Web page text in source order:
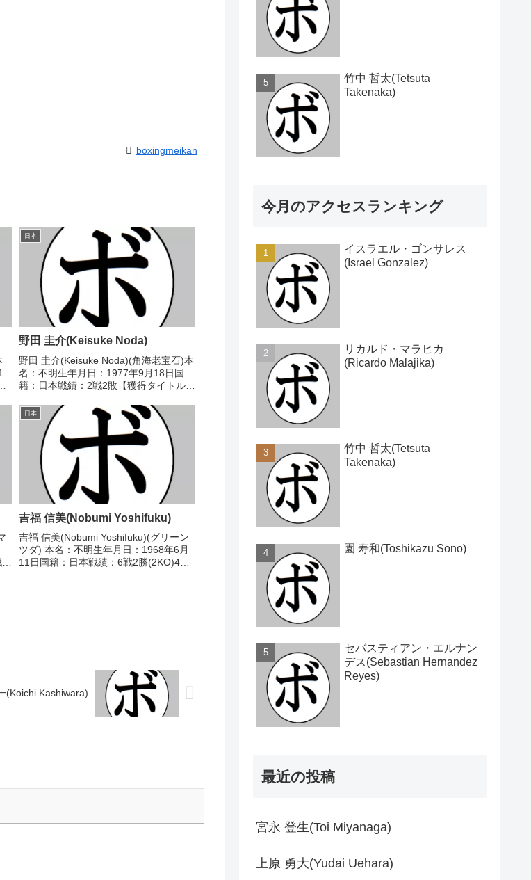
boxingmeikan
日本
野田 圭介(Keisuke Noda)
野田 圭介(Keisuke Noda)(角海老宝石)本
名：不明生年月日：1977年9月18日国
籍：日本戦績：2戦2敗【獲得タイトル】
岡 洋一(木更津グリーンベ
イ)2000/06/30 ●4R判...
日本
吉福 信美(Nobumi Yoshifuku)
吉福 信美(Nobumi Yoshifuku)(グリーン
ツダ) 本名：不明生年月日：1968年6月
11日国籍：日本戦績：6戦2勝(2KO)4
(Koichi Kashiwara)
竹中 哲太(Tetsuta
Takenaka)
今月のアクセスランキング
イスラエル・ゴンサレス
(Israel Gonzalez)
リカルド・マラヒカ
(Ricardo Malajika)
竹中 哲太(Tetsuta
Takenaka)
園 寿和(Toshikazu Sono)
セバスティアン・エルナン
デス(Sebastian Hernandez
Reyes)
最近の投稿
宮永 登生(Toi Miyanaga)
上原 勇大(Yudai Uehara)